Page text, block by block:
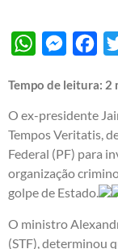
WhatsApp
Tempo de leitura: 2
O ex-presidente
Tempos Veritatis,
Federal (PF) para
organização
golpe de Estado.
O ministro
(STF), determinou